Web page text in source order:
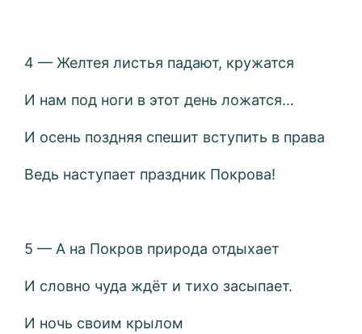
4 — Желтея листья падают, кружатся
И нам под ноги в этот день ложатся…
И осень поздняя спешит вступить в права
Ведь наступает праздник Покрова!
5 — А на Покров природа отдыхает
И словно чуда ждёт и тихо засыпает.
И ночь своим крылом